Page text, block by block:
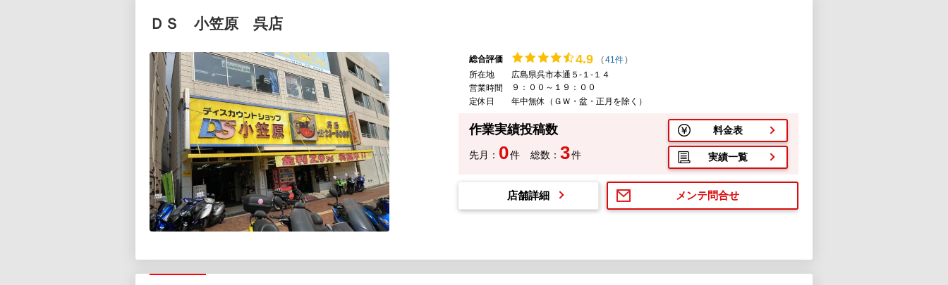
ＤＳ 小笠原 呉店
総合評価 4.9 (41件)
所在地
広島県呉市本通５-１-１４
営業時間
９：００～１９：００
定休日
年中無休（ＧＷ・盆・正月を除く）
作業実績投稿数
先月： 0件 総数： 3件
料金表
実績一覧
メンテ問合せ
店舗詳細